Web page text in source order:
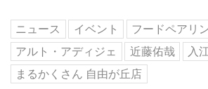
ニュース イベント フードペアリ
アルト・アディジェ
近藤佑哉
入
まるかくさん 自由が丘店